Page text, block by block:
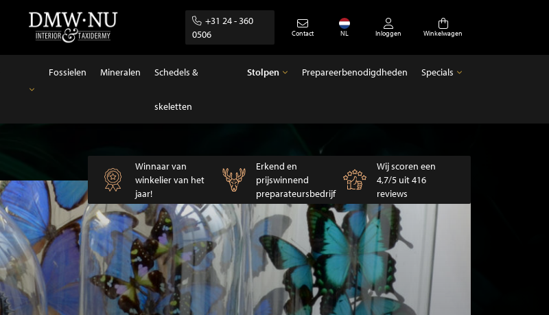
+31 24 - 360
0506
Contact NL Inloggen Winkelwagen
Fossielen Mineralen Schedels &
skeletten
Stolpen Prepareerbenodigdheden Specials
Winnaar van
winkelier van het
jaar!
Erkend en
prijswinnend
preparateursbedrijf
Wij scoren een
4,7/5 uit 416
reviews